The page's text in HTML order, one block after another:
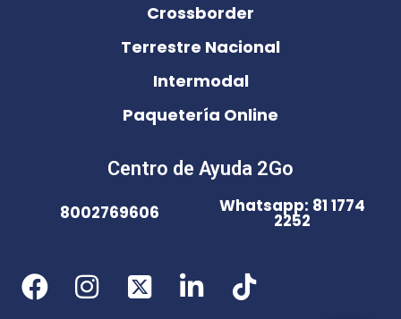
Crossborder
Terrestre Nacional
Intermodal
Paquetería Online
Centro de Ayuda 2Go
8002769606 Whatsapp: 81 1774
2252